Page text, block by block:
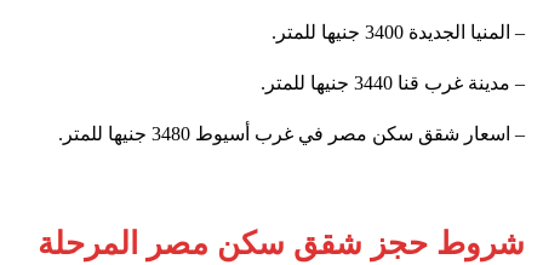
– المنيا الجديدة 3400 جنيها للمتر.
– مدينة غرب قنا 3440 جنيها للمتر.
– اسعار شقق سكن مصر في غرب أسيوط 3480 جنيها للمتر.
شروط حجز شقق سكن مصر المرحلة